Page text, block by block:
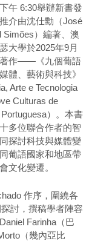
午 6:30舉辦新書發
介由沈仕勳（José
Simões）編著、澳
大學於2025年9月
作——《九個葡語
體、藝術與科技》
Arte e Tecnologia
Culturas de
）。本書
多位聯合作者的智
探討科技與媒體變
葡語國家和地區帶
文化變遷。
作序，圍繞各
討，撰稿學者陣容
Farinha（巴
（幾內亞比